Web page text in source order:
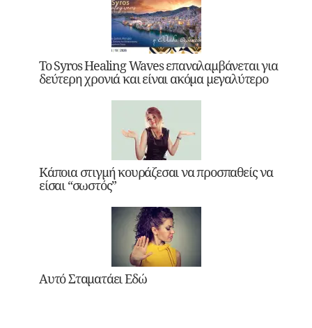
Το Syros Healing Waves επαναλαμβάνεται για
δεύτερη χρονιά και είναι ακόμα μεγαλύτερο
Κάποια στιγμή κουράζεσαι να προσπαθείς να
είσαι “σωστός”
Αυτό Σταματάει Εδώ